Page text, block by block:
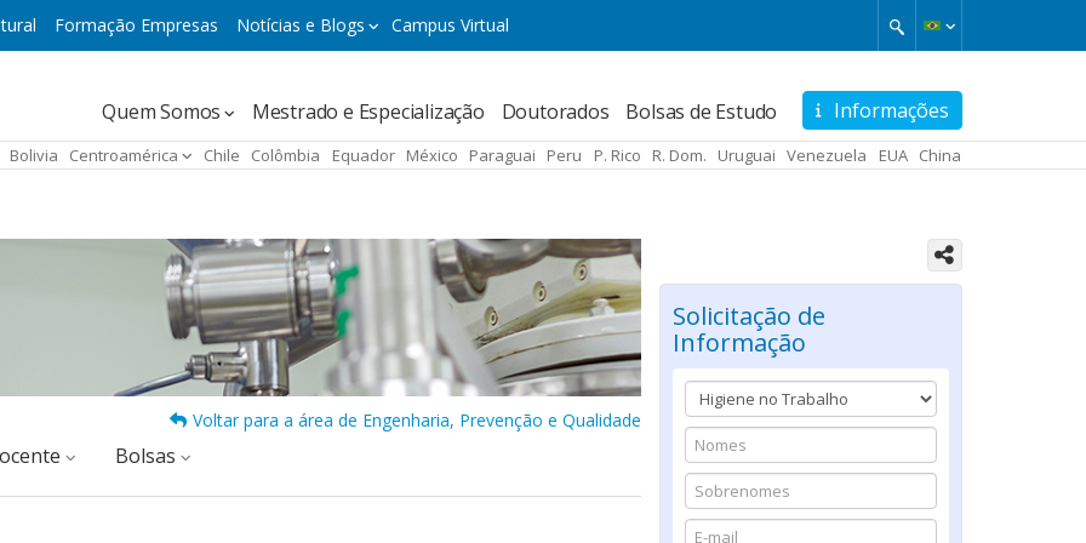
Formação Empresas Notícias e Blogs Campus Virtual
Informações
Navegación
principal
Quem Somos Mestrado e Especialização Doutorados Bolsas de Estudo
Bolivia Centroamérica Chile Colômbia Equador México Paraguai Peru P. Rico R. Dom. Uruguai Venezuela EUA China
Solicitação de
Informação
Voltar para a área de Engenharia, Prevenção e Qualidade
Bolsas